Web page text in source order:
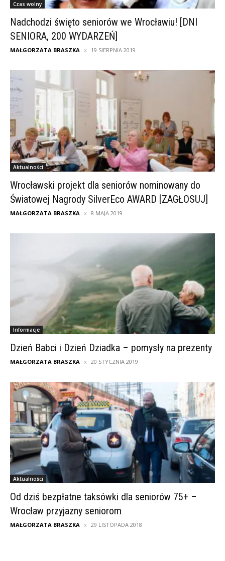
Czas wolny
Nadchodzi święto seniorów we Wrocławiu! [DNI
SENIORA, 200 WYDARZEŃ]
MAŁGORZATA BRASZKA 19 SIERPNIA 2019
Aktualności
Wrocławski projekt dla seniorów nominowany do
Światowej Nagrody SilverEco AWARD [ZAGŁOSUJ]
MAŁGORZATA BRASZKA 8 MAJA 2019
Informacje
Dzień Babci i Dzień Dziadka – pomysły na prezenty
MAŁGORZATA BRASZKA 20 STYCZNIA 2019
Aktualności
Od dziś bezpłatne taksówki dla seniorów 75+ –
Wrocław przyjazny seniorom
MAŁGORZATA BRASZKA 29 LISTOPADA 2018